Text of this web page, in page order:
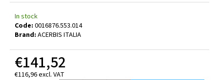
In stock
Code: 0016876.553.014
Brand: ACERBIS ITALIA
€141,52
€116,96 excl. VAT
SEARCH